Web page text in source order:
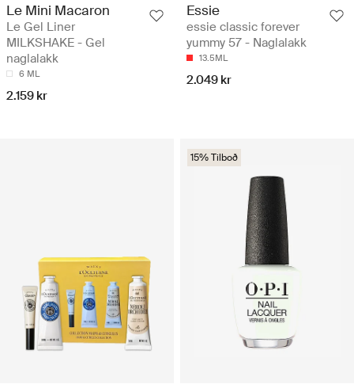
Le Mini Macaron
Le Gel Liner
MILKSHAKE - Gel
naglalakk
6 ML
2.159 kr
Essie
essie classic forever
yummy 57 - Naglalakk
13.5ML
2.049 kr
15% Tilboð